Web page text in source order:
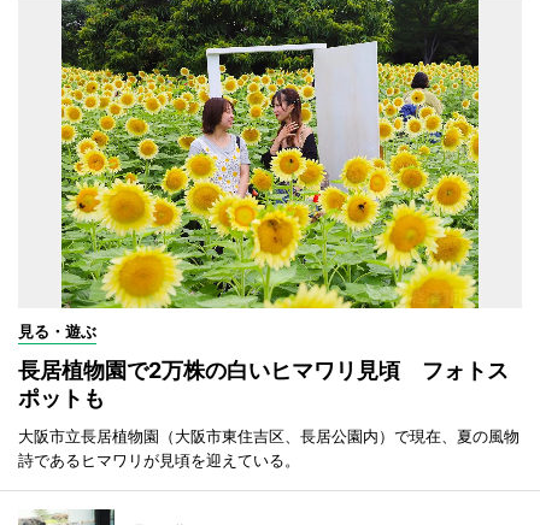
見る・遊ぶ
長居植物園で2万株の白いヒマワリ見頃 フォトス
ポットも
大阪市立長居植物園（大阪市東住吉区、長居公園内）で現在、夏の風物
詩であるヒマワリが見頃を迎えている。